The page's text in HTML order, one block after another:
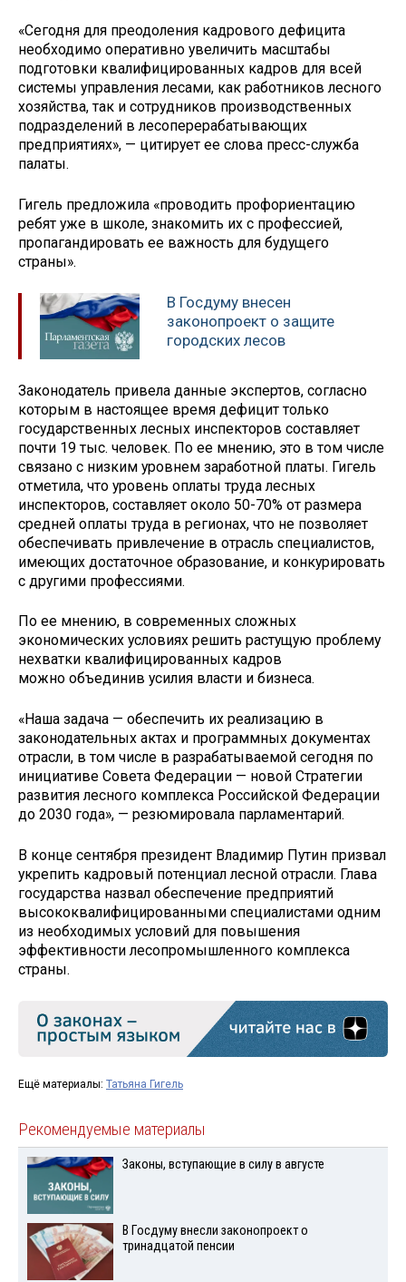
«Сегодня для преодоления кадрового дефицита
необходимо оперативно увеличить масштабы
подготовки квалифицированных кадров для всей
системы управления лесами, как работников лесного
хозяйства, так и сотрудников производственных
подразделений в лесоперерабатывающих
предприятиях», — цитирует ее слова пресс-служба
палаты.
Гигель предложила «проводить профориентацию
ребят уже в школе, знакомить их с профессией,
пропагандировать ее важность для будущего
страны».
В Госдуму внесен
законопроект о защите
городских лесов
Законодатель привела данные экспертов, согласно
которым в настоящее время дефицит только
государственных лесных инспекторов составляет
почти 19 тыс. человек. По ее мнению, это в том числе
связано с низким уровнем заработной платы. Гигель
отметила, что уровень оплаты труда лесных
инспекторов, составляет около 50-70% от размера
средней оплаты труда в регионах, что не позволяет
обеспечивать привлечение в отрасль специалистов,
имеющих достаточное образование, и конкурировать
с другими профессиями.
По ее мнению, в современных сложных
экономических условиях решить растущую проблему
нехватки квалифицированных кадров
можно объединив усилия власти и бизнеса.
«Наша задача — обеспечить их реализацию в
законодательных актах и программных документах
отрасли, в том числе в разрабатываемой сегодня по
инициативе Совета Федерации — новой Стратегии
развития лесного комплекса Российской Федерации
до 2030 года», — резюмировала парламентарий.
В конце сентября президент Владимир Путин призвал
укрепить кадровый потенциал лесной отрасли. Глава
государства назвал обеспечение предприятий
высококвалифицированными специалистами одним
из необходимых условий для повышения
эффективности лесопромышленного комплекса
страны.
Ещё материалы: Татьяна Гигель
Рекомендуемые материалы
Законы, вступающие в силу в августе
В Госдуму внесли законопроект о
тринадцатой пенсии